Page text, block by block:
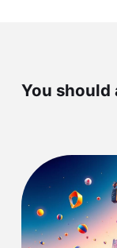
You should